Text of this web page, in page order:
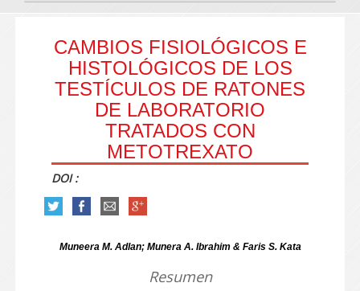
CAMBIOS FISIOLÓGICOS E
HISTOLÓGICOS DE LOS
TESTÍCULOS DE RATONES
DE LABORATORIO
TRATADOS CON
METOTREXATO
DOI :
Muneera M. Adlan; Munera A. Ibrahim & Faris S. Kata
Resumen